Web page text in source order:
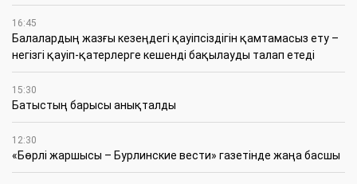
16:45
Балалардың жазғы кезеңдегі қауіпсіздігін қамтамасыз ету –
негізгі қауіп-қатерлерге кешенді бақылауды талап етеді
15:30
Батыстың барысы анықталды
12:30
«Бөрлі жаршысы – Бурлинские вести» газетінде жаңа басшы